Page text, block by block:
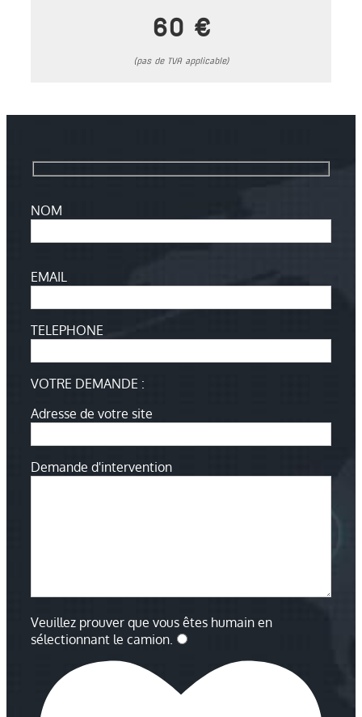
60 €
(pas de TVA applicable)
NOM
EMAIL
TELEPHONE
VOTRE DEMANDE :
Adresse de votre site
Demande d'intervention
Veuillez prouver que vous êtes humain en
sélectionnant le camion.